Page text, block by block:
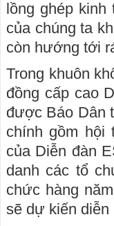
lồng ghép kinh
của chúng ta
còn hướng tới
Trong khuôn
đồng cấp cao
được Báo Dân
chính gồm hội
của Diễn đàn
danh các tổ
chức hàng
sẽ dự kiến diễn